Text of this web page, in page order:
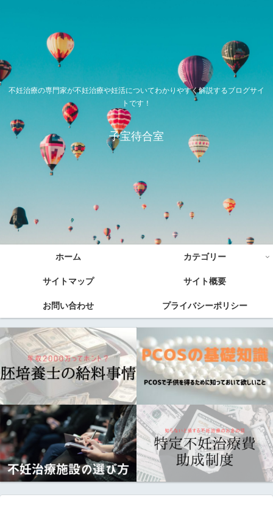
不妊治療の専門家が不妊治療や妊活についてわかりやすく解説するブログサイ
トです！
子宝待合室
ホーム カテゴリー
サイトマップ サイト概要
お問い合わせ プライバシーポリシー